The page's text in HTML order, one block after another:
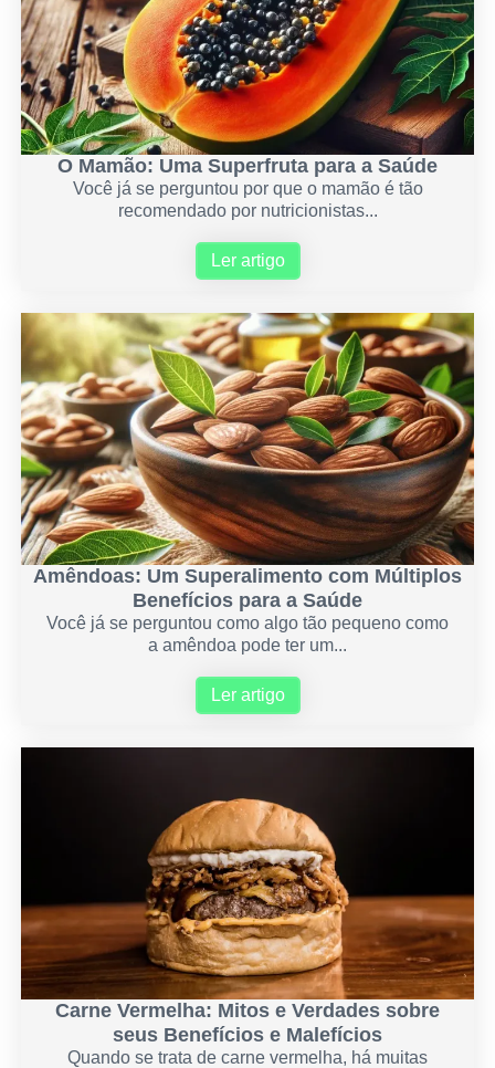
O Mamão: Uma Superfruta para a Saúde
Você já se perguntou por que o mamão é tão
recomendado por nutricionistas...
Ler artigo
Amêndoas: Um Superalimento com Múltiplos
Benefícios para a Saúde
Você já se perguntou como algo tão pequeno como
a amêndoa pode ter um...
Ler artigo
Carne Vermelha: Mitos e Verdades sobre
seus Benefícios e Malefícios
Quando se trata de carne vermelha, há muitas